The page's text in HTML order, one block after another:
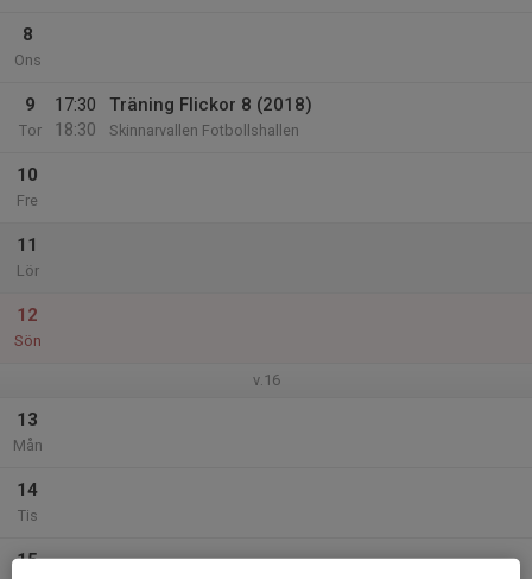
8
Ons
9
Tor
17:30
18:30
Träning Flickor 8 (2018)
Skinnarvallen Fotbollshallen
10
Fre
11
Lör
12
Sön
v.16
13
Mån
14
Tis
15